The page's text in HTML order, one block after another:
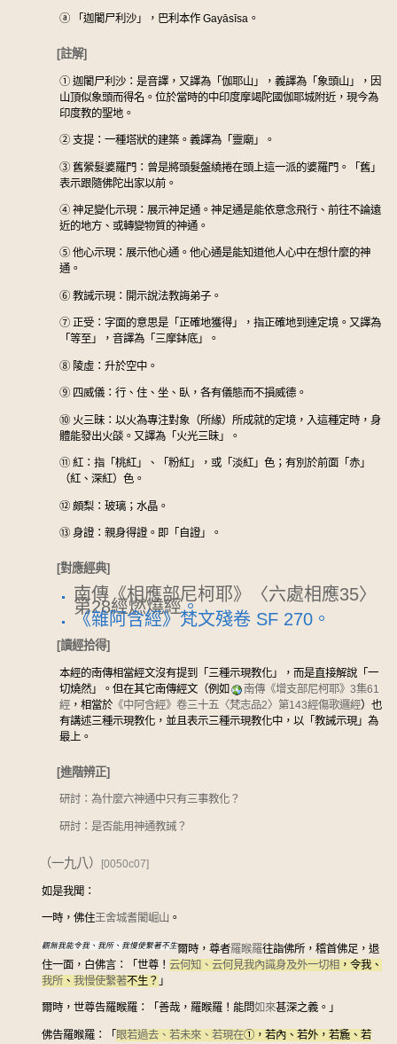
ⓐ 「迦闍尸利沙」，巴利本作 Gayāsīsa。
[註解]
① 迦闍尸利沙：是音譯，又譯為「伽耶山」，義譯為「象頭山」，因
山頂似象頭而得名。位於當時的中印度摩竭陀國伽耶城附近，現今為
印度教的聖地。
② 支提：一種塔狀的建築。義譯為「靈廟」。
③ 舊縈髮婆羅門：曾是將頭髮盤繞捲在頭上這一派的婆羅門。「舊」
表示跟隨佛陀出家以前。
④ 神足變化示現：展示神足通。神足通是能依意念飛行、前往不論遠
近的地方、或轉變物質的神通。
⑤ 他心示現：展示他心通。他心通是能知道他人心中在想什麼的神
通。
⑥ 教誡示現：開示說法教誨弟子。
⑦ 正受：字面的意思是「正確地獲得」，指正確地到達定境。又譯為
「等至」，音譯為「三摩鉢底」。
⑧ 陵虛：升於空中。
⑨ 四威儀：行、住、坐、臥，各有儀態而不損威德。
⑩ 火三昧：以火為專注對象（所緣）所成就的定境，入這種定時，身
體能發出火燄。又譯為「火光三昧」。
⑪ 紅：指「桃紅」、「粉紅」，或「淡紅」色；有別於前面「赤」
（紅、深紅）色。
⑫ 頗梨：玻璃；水晶。
⑬ 身證：親身得證。即「自證」。
[對應經典]
南傳《相應部尼柯耶》〈六處相應35〉
第28經燃燒經。
《雜阿含經》梵文殘卷 SF 270。
[讀經拾得]
本經的南傳相當經文沒有提到「三種示現教化」，而是直接解說「一
切燒然」。但在其它南傳經文（例如
南傳《增支部尼柯耶》3集61
經 ，相當於 《中阿含經》卷三十五〈梵志品2〉第143經傷歌邏經）也
有講述三種示現教化，並且表示三種示現教化中，以「教誡示現」為
最上。
[進階辨正]
研討：為什麼六神通中只有三事教化？
研討：是否能用神通教誡？
（一九八） [0050c07]
如是我聞：
一時，佛住王舍城耆闍崛山 。
觀無我能令我、我所、我慢使繫著不生爾時，尊者羅睺羅往詣佛所，稽首佛足，退
住一面，白佛言：「世尊！ 云何知、云何見我內識身及外一切相 ，令我、
我所 、 我慢使繫著不生？ 」
爾時，世尊告羅睺羅：「善哉，羅睺羅！能問如來甚深之義。」
佛告羅睺羅：「 眼若過去、若未來、若現在① ，若內、若外，若麁、若